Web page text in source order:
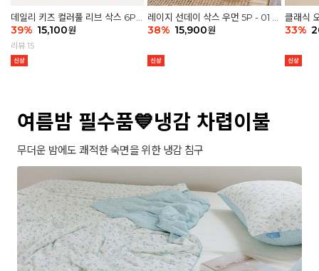
데일리 키즈 컬러풀 리브 삭스 6P -
03 세트
39% 15,100원
리뷰 15
레이지 선데이 삭스 우먼 5P - 01 G
athering
38% 15,900원
클래식
세트
33%
여름밤 필수품💙냉감 차렵이불
무더운 밤에도 쾌적한 숙면을 위한 냉감 침구